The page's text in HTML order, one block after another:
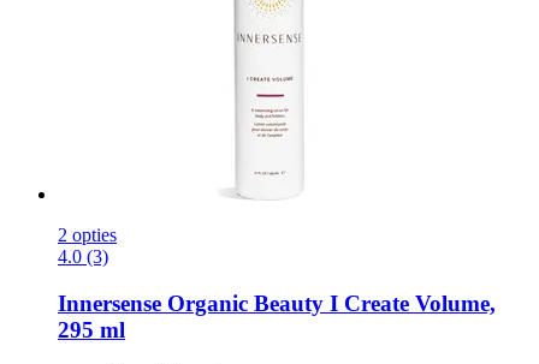
2 opties
4.0 (3)
Innersense Organic Beauty I Create Volume,
295 ml